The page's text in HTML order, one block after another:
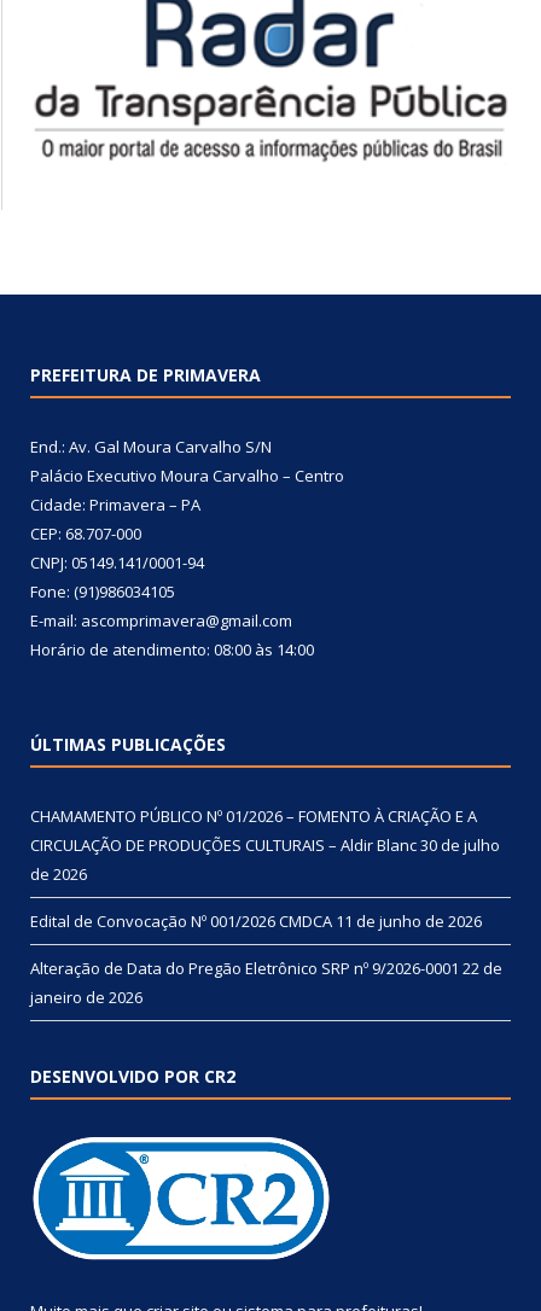
PREFEITURA DE PRIMAVERA
End.: Av. Gal Moura Carvalho S/N
Palácio Executivo Moura Carvalho – Centro
Cidade: Primavera – PA
CEP: 68.707-000
CNPJ: 05149.141/0001-94
Fone: (91)986034105
E-mail: ascomprimavera@gmail.com
Horário de atendimento: 08:00 às 14:00
ÚLTIMAS PUBLICAÇÕES
CHAMAMENTO PÚBLICO Nº 01/2026 – FOMENTO À CRIAÇÃO E A
CIRCULAÇÃO DE PRODUÇÕES CULTURAIS – Aldir Blanc30 de julho
de 2026
Edital de Convocação Nº 001/2026 CMDCA 11 de junho de 2026
Alteração de Data do Pregão Eletrônico SRP nº 9/2026-0001 22 de
janeiro de 2026
DESENVOLVIDO POR CR2